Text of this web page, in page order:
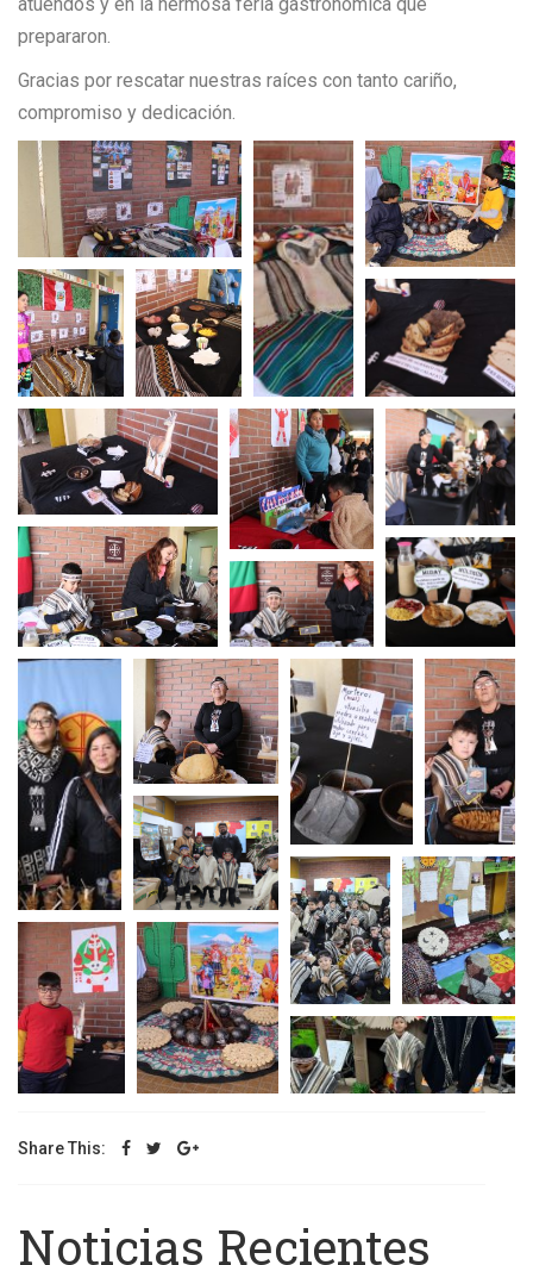
prepararon.
Gracias por rescatar nuestras raíces con tanto cariño,
compromiso y dedicación.
Share This:
Noticias Recientes